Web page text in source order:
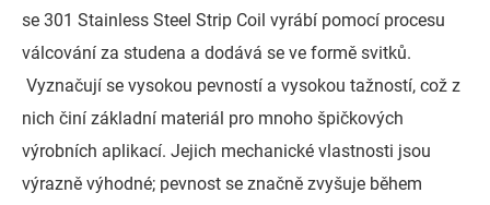
se 301 Stainless Steel Strip Coil vyrábí pomocí procesu
válcování za studena a dodává se ve formě svitků.
Vyznačují se vysokou pevností a vysokou tažností, což z
nich činí základní materiál pro mnoho špičkových
výrobních aplikací. Jejich mechanické vlastnosti jsou
výrazně výhodné; pevnost se značně zvyšuje během